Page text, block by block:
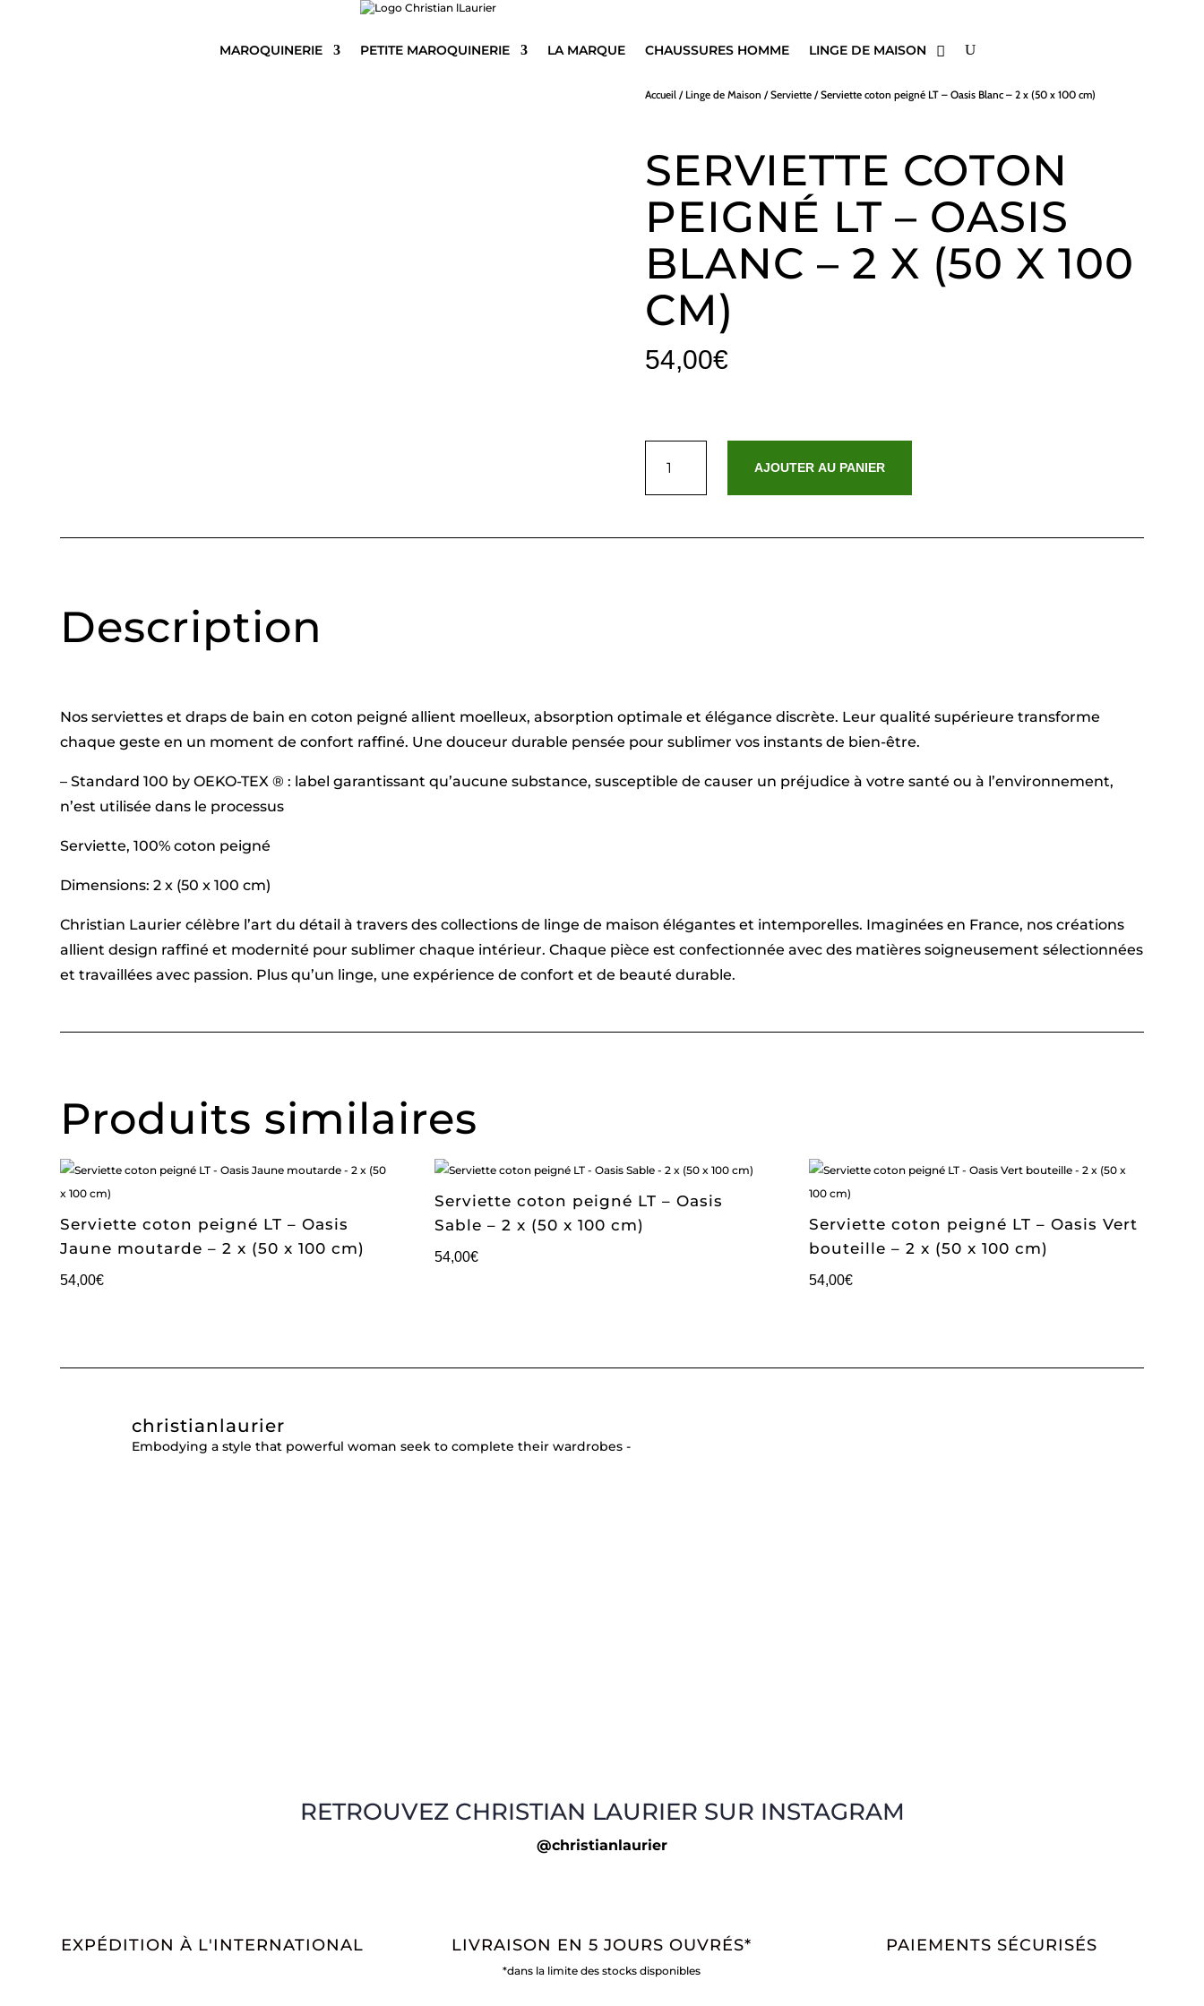
MAROQUINERIE PETITE MAROQUINERIE LA MARQUE CHAUSSURES HOMME LINGE DE MAISON
Accueil / Linge de Maison /Serviette / Serviette coton peigné LT – Oasis Blanc – 2 x (50 x 100 cm)
SERVIETTE COTON
PEIGNÉ LT – OASIS
BLANC – 2 X (50 X 100
CM)
54,00€
coton
AJOUTER AU PANIER
Description
Nos serviettes et draps de bain en coton peigné allient moelleux, absorption optimale et élégance discrète. Leur qualité supérieure transforme
chaque geste en un moment de confort raffiné. Une douceur durable pensée pour sublimer vos instants de bien-être.
– Standard 100 by OEKO-TEX ® : label garantissant qu’aucune substance, susceptible de causer un préjudice à votre santé ou à l’environnement,
n’est utilisée dans le processus
Serviette, 100% coton peigné
Dimensions: 2 x (50 x 100 cm)
Christian Laurier célèbre l’art du détail à travers des collections de linge de maison élégantes et intemporelles. Imaginées en France, nos créations
allient design raffiné et modernité pour sublimer chaque intérieur. Chaque pièce est confectionnée avec des matières soigneusement sélectionnées
et travaillées avec passion. Plus qu’un linge, une expérience de confort et de beauté durable.
Produits similaires
Serviette coton peigné LT – Oasis
Jaune moutarde – 2 x (50 x 100 cm)
54,00€
Serviette coton peigné LT – Oasis
Sable – 2 x (50 x 100 cm)
54,00€
Serviette coton peigné LT – Oasis Vert
bouteille – 2 x (50 x 100 cm)
54,00€
christianlaurier
Embodying a style that powerful woman seek to complete their wardrobes -
RETROUVEZ CHRISTIAN LAURIER SUR INSTAGRAM
@christianlaurier
EXPÉDITION À L'INTERNATIONAL LIVRAISON EN 5 JOURS OUVRÉS*
*dans la limite des stocks disponibles
PAIEMENTS SÉCURISÉS